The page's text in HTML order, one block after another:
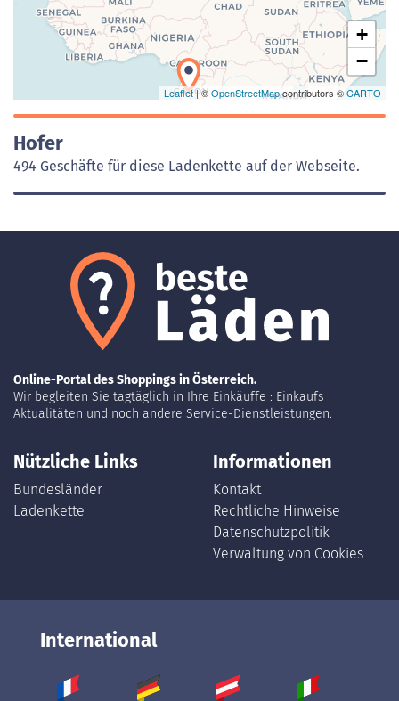
+
−
Leaflet| ©OpenStreetMapcontributors ©CARTO
Hofer
494 Geschäfte für diese Ladenkette auf der Webseite.
Online-Portal des Shoppings in Österreich.
Wir begleiten Sie tagtäglich in Ihre Einkäuffe : Einkaufs
Aktualitäten und noch andere Service-Dienstleistungen.
Nützliche Links
Bundesländer
Ladenkette
Informationen
Kontakt
Rechtliche Hinweise
Datenschutzpolitik
Verwaltung von Cookies
International